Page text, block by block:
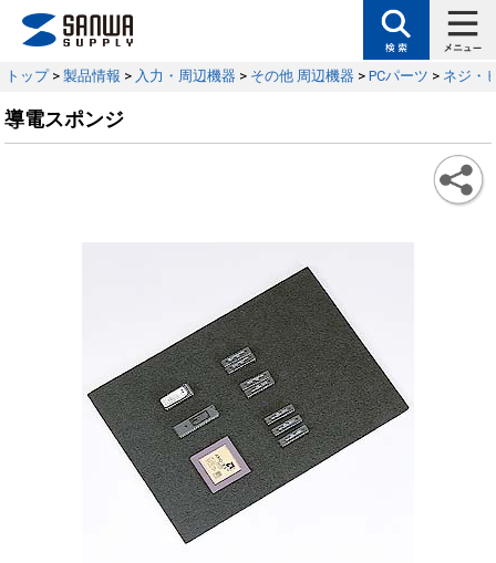
トップ> 製品情報 > 入力・周辺機器 > その他 周辺機器 > PCパーツ > ネジ・
導電スポンジ